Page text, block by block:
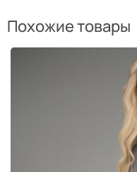
Похожие товары